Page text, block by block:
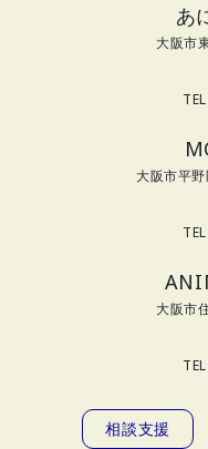
あ
大阪市
エ
大阪市平
ヴェ
大阪市
グ
相談支援